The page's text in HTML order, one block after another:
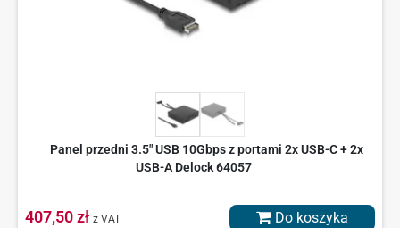
Panel przedni 3.5" USB 10Gbps z portami 2x USB-C + 2x
USB-A Delock 64057
407,50 zł z VAT Do koszyka